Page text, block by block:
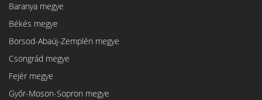
Baranya megye
Békés megye
Borsod-Abaúj-Zemplén megye
Csongrád megye
Fejér megye
Győr-Moson-Sopron megye